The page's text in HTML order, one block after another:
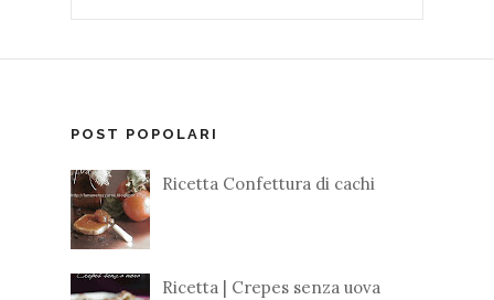
POST POPOLARI
Ricetta Confettura di cachi
Ricetta | Crepes senza uova